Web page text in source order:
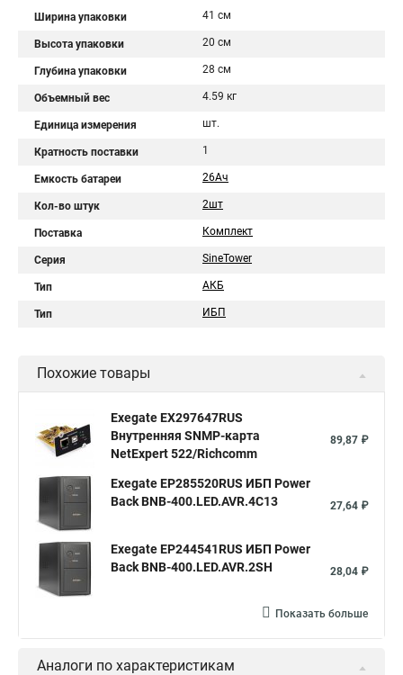
Ширина упаковки 41 см
Высота упаковки 20 см
Глубина упаковки 28 см
Объемный вес 4.59 кг
Единица измерения шт.
Кратность поставки 1
Емкость батареи 26Aч
Кол-во штук 2шт
Поставка Комплект
Серия SineTower
Тип АКБ
Тип ИБП
Похожие товары
Exegate EX297647RUS
Внутренняя SNMP-карта
NetExpert 522/Richcomm
89,87 ₽
Exegate EP285520RUS ИБП Power
Back BNB-400.LED.AVR.4C13
27,64 ₽
Exegate EP244541RUS ИБП Power
Back BNB-400.LED.AVR.2SH
28,04 ₽
Показать больше
Аналоги по характеристикам